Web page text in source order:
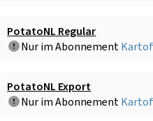
PotatoNL Regular
Nur im Abonnement
PotatoNL Export
Nur im Abonnement